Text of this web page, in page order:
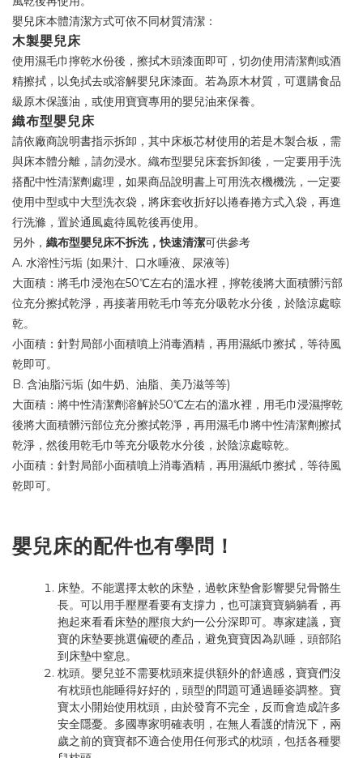
嬰兒床本體清潔方式可依不同材質清潔：
木製嬰兒床
使用濕毛巾擰乾水份後，擦拭木頭漆面即可，切勿使用清潔劑或酒
精擦拭，以免拭去或溶解嬰兒床漆面。若為原木材質，可選購食品
級原木保護油，或使用寶寶專用的嬰兒油來保養。
織布型嬰兒床
請依廠商說明書指示拆卸，其中床板芯材使用的若是木製合板，需
與床本體分離，請勿浸水。織布型嬰兒床套拆卸後，一定要用手洗
搭配中性清潔劑處理，如果商品說明書上可用洗衣機機洗，一定要
使用中型或中大型洗衣袋，將床套收折好以捲春捲方式入袋，再進
行洗滌，置於通風處待風乾後再使用。
另外， 織布型嬰兒床不拆洗，快速清潔可供參考
A. 水溶性污垢 (如果汁、口水唾液、尿液等)
大面積：將毛巾浸泡在50℃左右的溫水裡，擰乾後將大面積髒污部
位充分擦拭乾淨，再接著用乾毛巾等充分吸乾水分後，於陰涼處晾
乾。
小面積：針對局部小面積噴上消毒酒精，再用濕紙巾擦拭，等待風
乾即可。
B. 含油脂污垢 (如牛奶、油脂、美乃滋等等)
大面積：將中性清潔劑溶解於50℃左右的溫水裡，用毛巾浸濕擰乾
後將大面積髒污部位充分擦拭乾淨，再用濕毛巾將中性清潔劑擦拭
乾淨，然後用乾毛巾等充分吸乾水分後，於陰涼處晾乾。
小面積：針對局部小面積噴上消毒酒精，再用濕紙巾擦拭，等待風
乾即可。
嬰兒床的配件也有學問！
床墊。不能選擇太軟的床墊，過軟床墊會影響嬰兒骨骼生
長。可以用手壓壓看要有支撐力，也可讓寶寶躺躺看，再
抱起來看看床墊的壓痕大約一公分深即可。專家建議，寶
寶的床墊要挑選偏硬的產品，避免寶寶因為趴睡，頭部陷
到床墊中窒息。
枕頭。嬰兒並不需要枕頭來提供額外的舒適感，寶寶們沒
有枕頭也能睡得好好的，頭型的問題可通過睡姿調整。寶
寶太小開始使用枕頭，由於發育不完全，反而會造成許多
安全隱憂。多國專家明確表明，在無人看護的情況下，兩
歲之前的寶寶都不適合使用任何形式的枕頭，包括各種嬰